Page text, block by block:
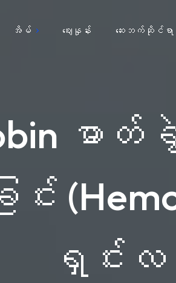
အိမ် ဈေးနှုန်း ဆေးဘက်ဆိုင်ရာ
ဓာတ်ခွဲ
င်း
ရှင်းလ